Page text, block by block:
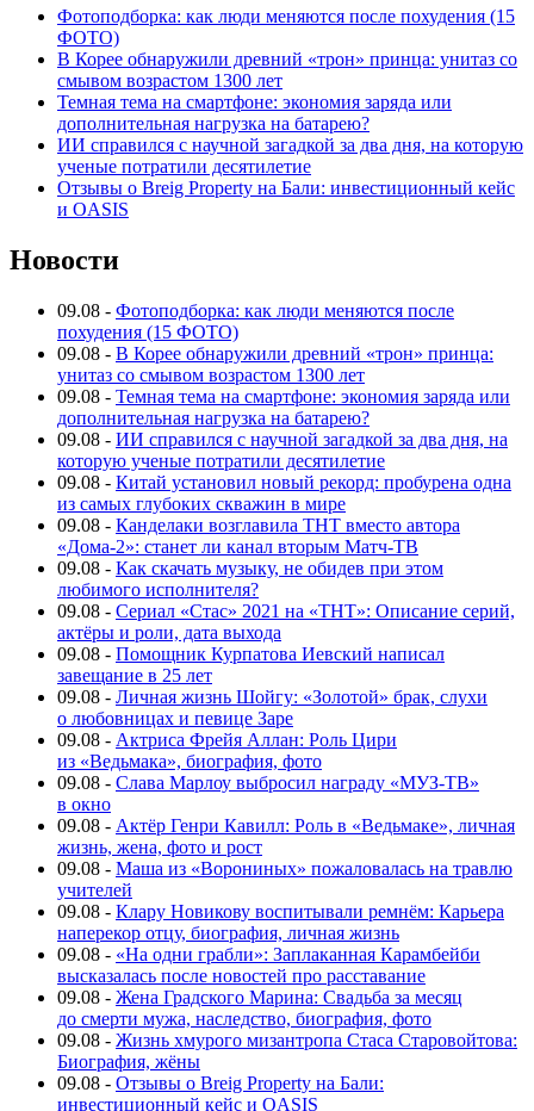
Фотоподборка: как люди меняются после похудения (15
ФОТО)
В Корее обнаружили древний «трон» принца: унитаз со
смывом возрастом 1300 лет
Темная тема на смартфоне: экономия заряда или
дополнительная нагрузка на батарею?
ИИ справился с научной загадкой за два дня, на которую
ученые потратили десятилетие
Отзывы о Breig Property на Бали: инвестиционный кейс
и OASIS
Новости
09.08 - Фотоподборка: как люди меняются после
похудения (15 ФОТО)
09.08 - В Корее обнаружили древний «трон» принца:
унитаз со смывом возрастом 1300 лет
09.08 - Темная тема на смартфоне: экономия заряда или
дополнительная нагрузка на батарею?
09.08 - ИИ справился с научной загадкой за два дня, на
которую ученые потратили десятилетие
09.08 - Китай установил новый рекорд: пробурена одна
из самых глубоких скважин в мире
09.08 - Канделаки возглавила ТНТ вместо автора
«Дома-2»: станет ли канал вторым Матч-ТВ
09.08 - Как скачать музыку, не обидев при этом
любимого исполнителя?
09.08 - Сериал «Стас» 2021 на «ТНТ»: Описание серий,
актёры и роли, дата выхода
09.08 - Помощник Курпатова Иевский написал
завещание в 25 лет
09.08 - Личная жизнь Шойгу: «Золотой» брак, слухи
о любовницах и певице Заре
09.08 - Актриса Фрейя Аллан: Роль Цири
из «Ведьмака», биография, фото
09.08 - Слава Марлоу выбросил награду «МУЗ-ТВ»
в окно
09.08 - Актёр Генри Кавилл: Роль в «Ведьмаке», личная
жизнь, жена, фото и рост
09.08 - Маша из «Ворониных» пожаловалась на травлю
учителей
09.08 - Клару Новикову воспитывали ремнём: Карьера
наперекор отцу, биография, личная жизнь
09.08 - «На одни грабли»: Заплаканная Карамбейби
высказалась после новостей про расставание
09.08 - Жена Градского Марина: Свадьба за месяц
до смерти мужа, наследство, биография, фото
09.08 - Жизнь хмурого мизантропа Стаса Старовойтова:
Биография, жёны
09.08 - Отзывы о Breig Property на Бали:
инвестиционный кейс и OASIS